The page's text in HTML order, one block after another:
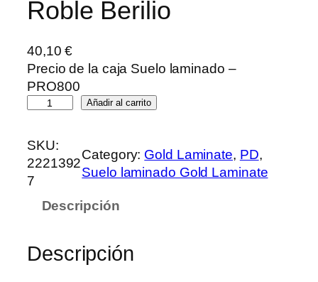
Roble Berilio
40,10€
Precio de la caja Suelo laminado –
PRO800
E
V
O
l
d
Añadir al carrito
SKU:
2221392
7
Category: Gold Laminate, PD
Suelo laminado Gold Laminate
Descripción
Descripción